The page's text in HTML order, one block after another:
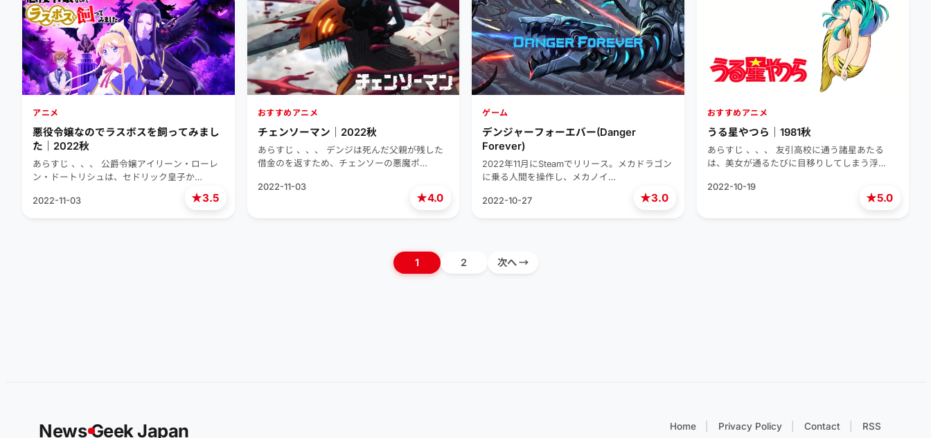
★3.5
アニメ
悪役令嬢なのでラスボスを飼ってみまし
た｜2022秋
あらすじ 、、、 公爵令嬢アイリーン・ローレ
ン・ドートリシュは、セドリック皇子か…
2022-11-03 ★4.0
おすすめアニメ
チェンソーマン｜2022秋
あらすじ 、、、 デンジは死んだ父親が残した
借金のを返すため、チェンソーの悪魔ポ…
2022-11-03
★3.0
ゲーム
デンジャーフォーエバー(Danger
Forever)
2022年11月にSteamでリリース。メカドラゴン
に乗る人間を操作し、メカノイ…
2022-10-27 ★5.0
おすすめアニメ
うる星やつら｜1981秋
あらすじ 、、、 友引高校に通う諸星あたる
は、美女が通るたびに目移りしてしまう浮…
2022-10-19
1 2 次へ →
NewsGeek Japan Home Privacy Policy Contact RSS